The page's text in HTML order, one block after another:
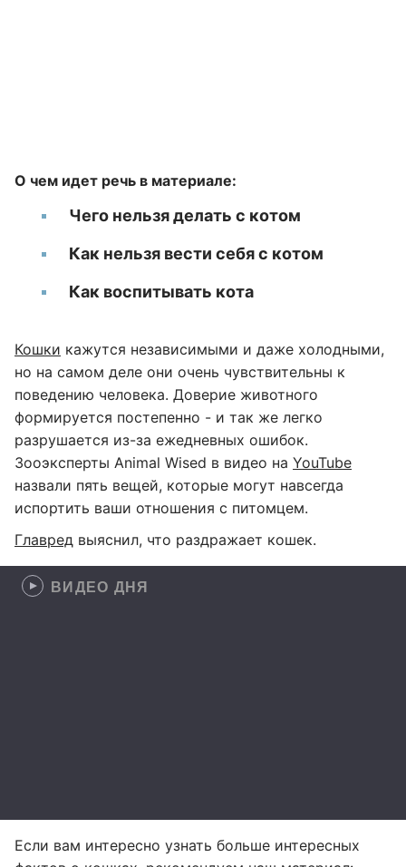
О чем идет речь в материале:
Чего нельзя делать с котом
Как нельзя вести себя с котом
Как воспитывать кота
Кошки кажутся независимыми и даже холодными,
но на самом деле они очень чувствительны к
поведению человека. Доверие животного
формируется постепенно - и так же легко
разрушается из-за ежедневных ошибок.
Зооэксперты Animal Wised в видео на YouTube
назвали пять вещей, которые могут навсегда
испортить ваши отношения с питомцем.
Главред выяснил, что раздражает кошек.
ВИДЕО ДНЯ
Если вам интересно узнать больше интересных